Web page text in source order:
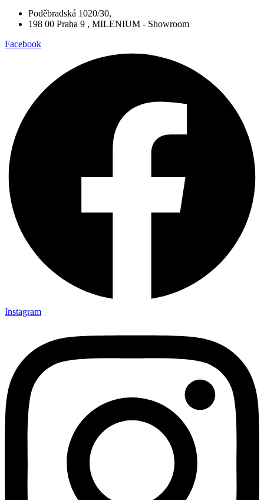
Poděbradská 1020/30,
198 00 Praha 9 , MILENIUM - Showroom
Facebook
Instagram